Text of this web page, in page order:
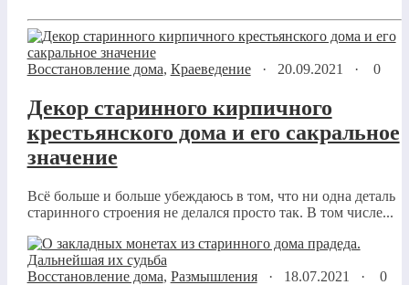
Восстановление дома, Краеведение· 20.09.2021 · 0
Декор старинного кирпичного
крестьянского дома и его сакральное
значение
Всё больше и больше убеждаюсь в том, что ни одна деталь
старинного строения не делался просто так. В том числе...
Восстановление дома, Размышления· 18.07.2021 · 0